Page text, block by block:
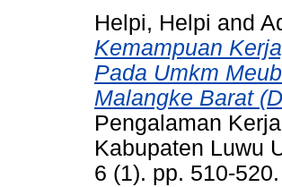
Helpi, Helpi and
Kemampuan
Pada Umkm
Malangke Barat
Pengalaman
Kabupaten Luwu
6 (1). pp. 510-